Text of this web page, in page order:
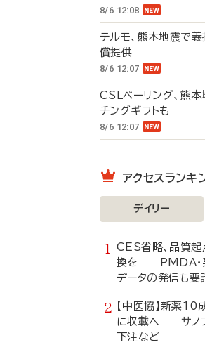
8/6 12:08
テルモ、熊本地震で
償提供
8/6 12:07
CSLベーリング、熊
チングギフトも
8/6 12:07
アクセスランキ
デイリー
CES省略、品質
換を PMDA・栗
データの発信も要
【中医協】新薬
に収載へ サノフ
下注など